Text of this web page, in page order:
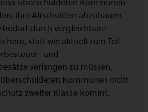
überschuldeten Kommunen
ihre Altschulden abzubauen
durch vergleichbare
statt wie aktuell zum Teil
und
verlangen zu müssen,
Kommunen nicht
zweiter Klasse kommt.